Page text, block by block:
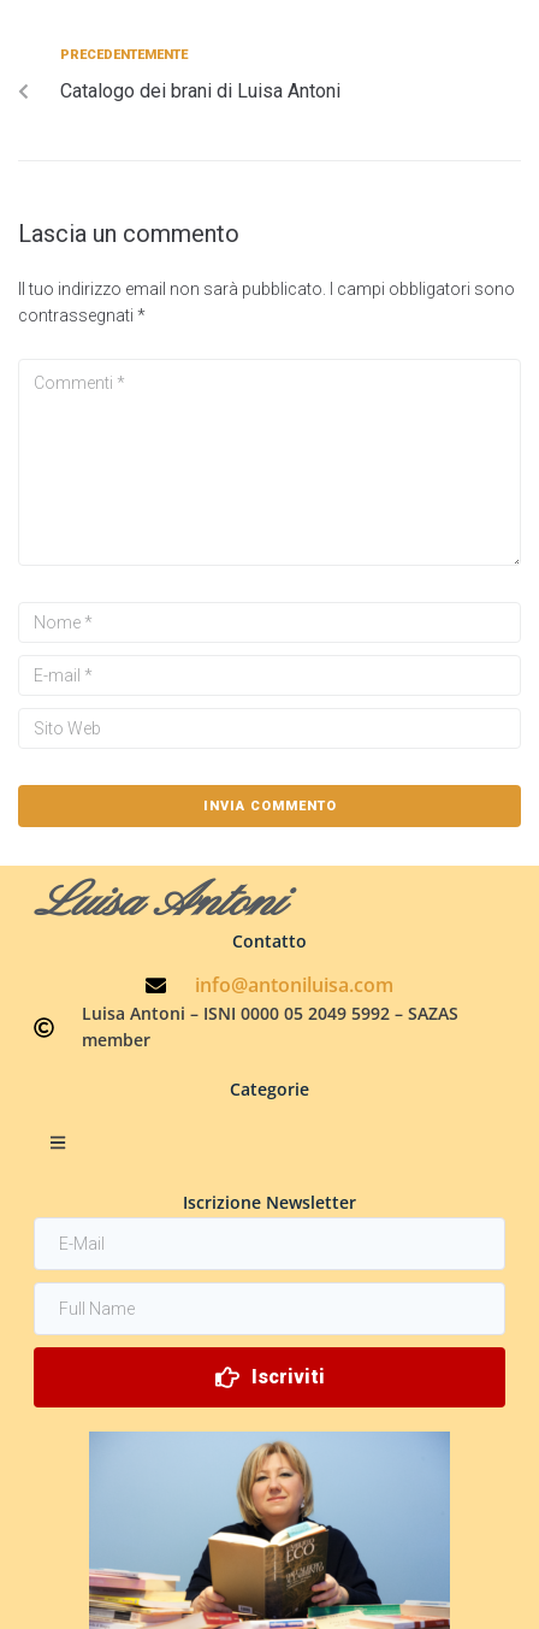
PRECEDENTEMENTE
Catalogo dei brani di Luisa Antoni
Lascia un commento
Il tuo indirizzo email non sarà pubblicato.
I campi obbligatori sono
contrassegnati *
Luisa Antoni
Contatto
info@antoniluisa.com
Luisa Antoni – ISNI 0000 05 2049 5992 – SAZAS
member
Categorie
Iscrizione Newsletter
Iscriviti